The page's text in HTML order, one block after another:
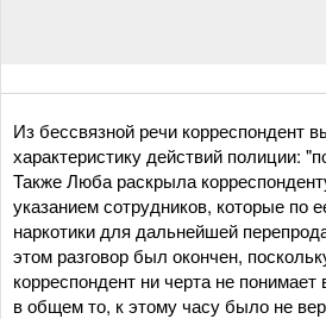
Из бессвязной речи корреспондент
характеристику действий полиции:
Также Люба раскрыла
указанием сотрудников, которые по
наркотики для дальнейшей
этом разговор был окончен,
корреспондент ни черта не понимает
в общем то, к этому часу было не